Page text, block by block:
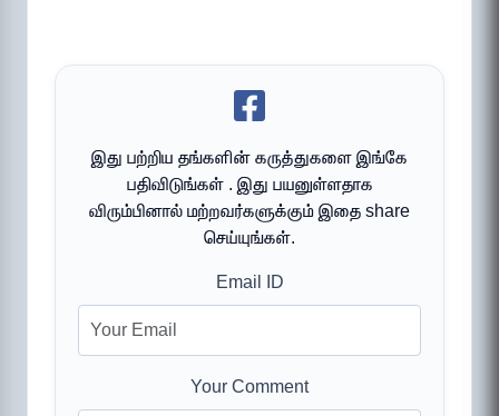
இது பற்றிய தங்களின் கருத்துகளை இங்கே
பதிவிடுங்கள் . இது பயனுள்ளதாக
விரும்பினால் மற்றவர்களுக்கும் இதை share
செய்யுங்கள்.
Email ID
Your Comment